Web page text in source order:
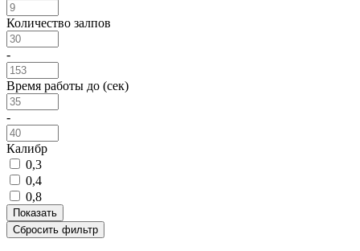
Количество залпов
-
Время работы до (сек)
-
Калибр
0,3
0,4
0,8